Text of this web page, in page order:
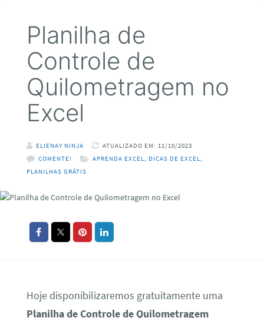
Planilha de
Controle de
Quilometragem no
Excel
ELIENAY NINJA
ATUALIZADO EM: 11/10/2023
COMENTE!
APRENDA EXCEL, DICAS DE EXCEL,
PLANILHAS GRÁTIS
Hoje disponibilizaremos gratuitamente uma
Planilha de Controle de Quilometragem